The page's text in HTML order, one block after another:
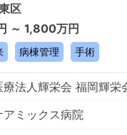
区
～ 1,800万円
病棟管理 手術
療法人輝栄会 福岡輝栄
アミックス病院